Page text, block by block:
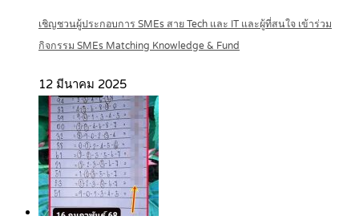
เชิญชวนผู้ประกอบการ SMEs สาย Tech และ IT และผู้ที่สนใจ เข้าร่วม
กิจกรรม SMEs Matching Knowledge & Fund
12 มีนาคม 2025